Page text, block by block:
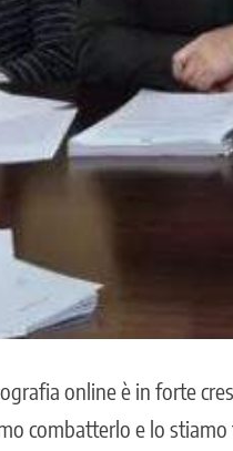
onlineè in forte
combatterlo e lo